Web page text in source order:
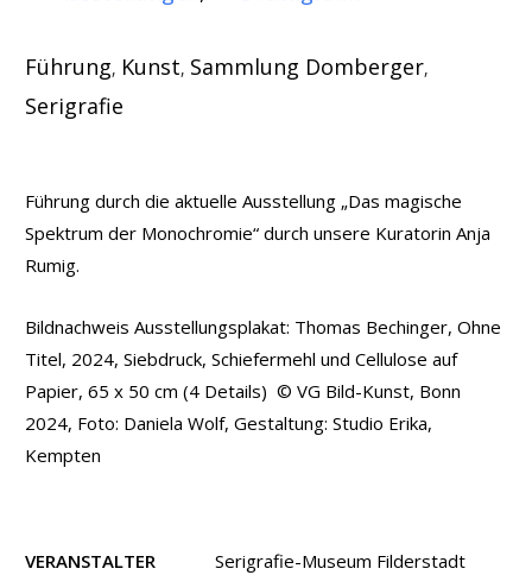
Führung, Kunst, Sammlung Domberger,
Serigrafie
Führung durch die aktuelle Ausstellung „Das magische
Spektrum der Monochromie“ durch unsere Kuratorin Anja
Rumig.
Bildnachweis Ausstellungsplakat: Thomas Bechinger, Ohne
Titel, 2024, Siebdruck, Schiefermehl und Cellulose auf
Papier, 65 x 50 cm (4 Details) © VG Bild-Kunst, Bonn
2024, Foto: Daniela Wolf, Gestaltung: Studio Erika,
Kempten
VERANSTALTER Serigrafie-Museum Filderstadt